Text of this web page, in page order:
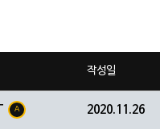
작성일
A 2020.11.26